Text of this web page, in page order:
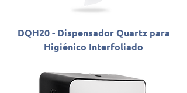
DQH20 - Dispensador Quartz para
Higiénico Interfoliado